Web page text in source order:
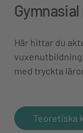
Här hittar du
med tryckta
Teoretiska